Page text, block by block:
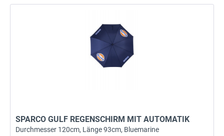
SPARCO GULF REGENSCHIRM MIT AUTOMATIK
Durchmesser 120cm, Länge 93cm, Bluemarine